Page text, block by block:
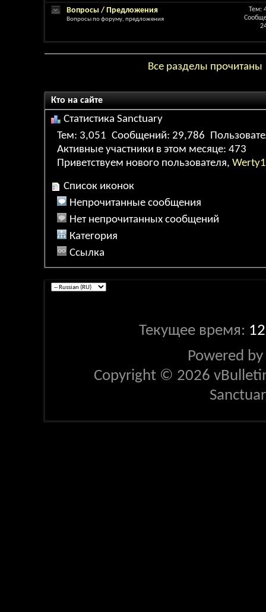
Вопросы / Предложения
Вопросы по форуму, предложения
Тем:
Все разделы прочитаны
Кто на сайте
Статистика Sanctuary
Тем 3,051 Сообщений 29,786
Активные участники в этом месяце 473
Приветствуем нового пользователя,
Список иконок
Непрочитанные сообщения
Нет непрочитанных сообщений
Категория
Ссылка
Текущее время:
Powered by
Copyright © 2026